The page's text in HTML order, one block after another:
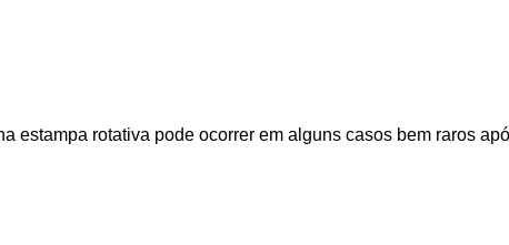
estampa rotativa pode ocorrer em alguns casos bem raros